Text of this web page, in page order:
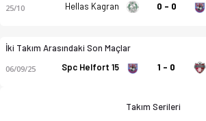
25/10 Hellas Kagran 0 - 0
İki Takım Arasındaki Son Maçlar
06/09/25 Spc Helfort 15 1 - 0
Takım Serileri